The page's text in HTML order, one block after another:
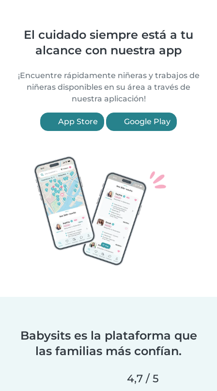
El cuidado siempre está a tu
alcance con nuestra app
¡Encuentre rápidamente niñeras y trabajos de
niñeras disponibles en su área a través de
nuestra aplicación!
App Store Google Play
Babysits es la plataforma que
las familias más confían.
4,7 / 5